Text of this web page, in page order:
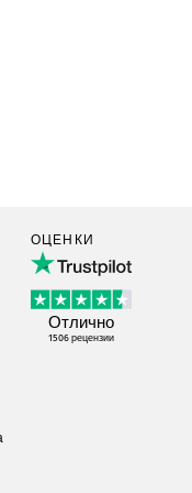
ОЦЕНКИ
Отлично
1506 рецензии